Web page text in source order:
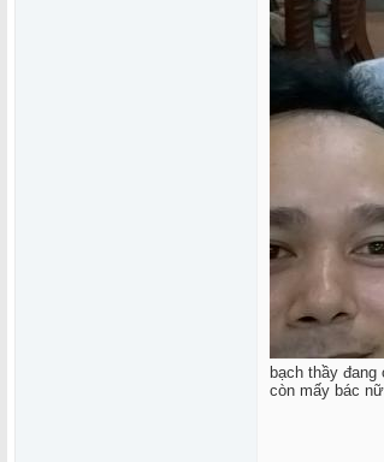
bạch thầy
còn mấy bác